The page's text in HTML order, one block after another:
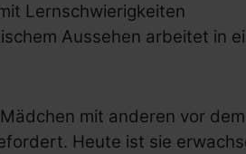
Lernschwierigkeiten
Aussehen arbeitet in
mit anderen vor
Heute ist sie